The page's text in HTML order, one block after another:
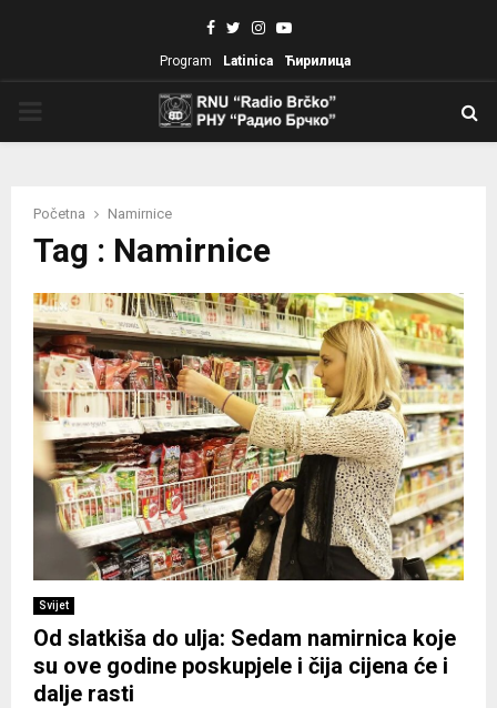
Facebook
TwitterInstagram
Youtube
Program Latinica Ћирилица
Početna Namirnice
Tag : Namirnice
Svijet
Od slatkiša do ulja: Sedam namirnica koje
su ove godine poskupjele i čija cijena će i
dalje rasti